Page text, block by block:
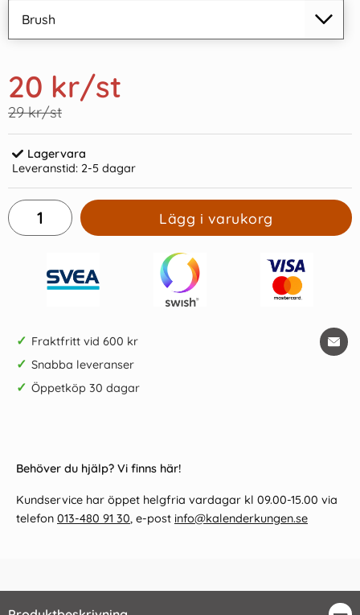
20 kr/st
29 kr/st
Lagervara
Leveranstid: 2-5 dagar
Lägg i varukorg
✓ Fraktfritt vid 600 kr
✓ Snabba leveranser
✓ Öppetköp 30 dagar
Behöver du hjälp? Vi finns här!
Kundservice har öppet helgfria vardagar kl 09.00-15.00 via
telefon 013-480 91 30, e-post info@kalenderkungen.se